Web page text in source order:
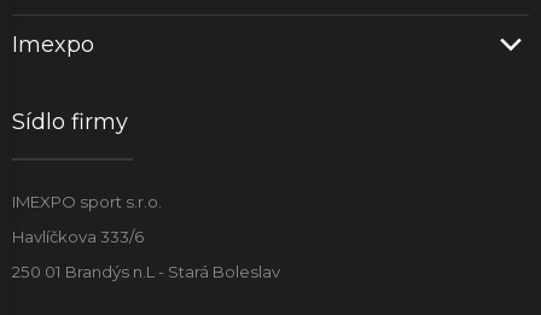
Imexpo
Sídlo firmy
IMEXPO sport s.r.o.
Havlíčkova 333/6
250 01 Brandýs n.L - Stará Boleslav